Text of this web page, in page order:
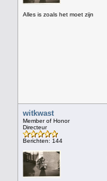
Alles is zoals het moet zijn
witkwast
Member of Honor
Directeur
Berichten: 144